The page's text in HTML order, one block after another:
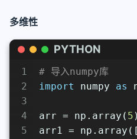
多维性
PYTHON
1
2
3
4
5
# 导入numpy库
import
numpy as
arr = np.array( 5
arr1 = np.array([